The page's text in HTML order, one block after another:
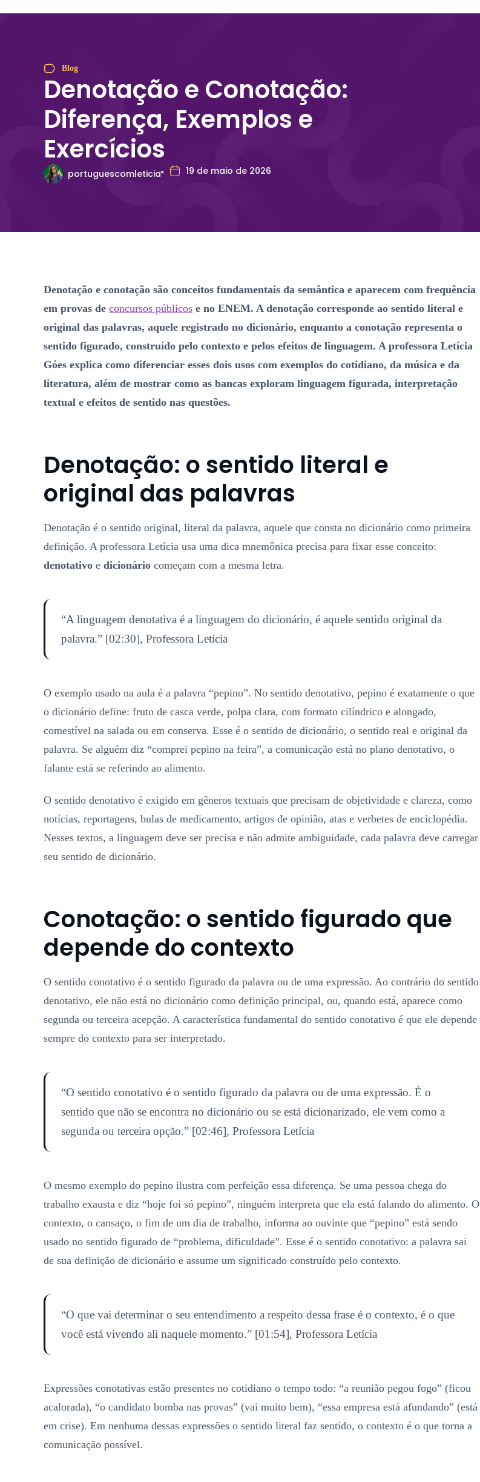
Blog
Denotação e Conotação:
Diferença, Exemplos e
Exercícios
portuguescomleticia 19 de maio de 2026
Denotação e conotação são conceitos fundamentais da semântica e aparecem com frequência
em provas de concursos públicos e no ENEM. A denotação corresponde ao sentido literal e
original das palavras, aquele registrado no dicionário, enquanto a conotação representa o
sentido figurado, construído pelo contexto e pelos efeitos de linguagem. A professora Letícia
Góes explica como diferenciar esses dois usos com exemplos do cotidiano, da música e da
literatura, além de mostrar como as bancas exploram linguagem figurada, interpretação
textual e efeitos de sentido nas questões.
Denotação: o sentido literal e
original das palavras
Denotação é o sentido original, literal da palavra, aquele que consta no dicionário como primeira
definição. A professora Letícia usa uma dica mnemônica precisa para fixar esse conceito:
denotativo e dicionário começam com a mesma letra.
“A linguagem denotativa é a linguagem do dicionário, é aquele sentido original da
palavra.” [02:30], Professora Letícia
O exemplo usado na aula é a palavra “pepino”. No sentido denotativo, pepino é exatamente o que
o dicionário define: fruto de casca verde, polpa clara, com formato cilíndrico e alongado,
comestível na salada ou em conserva. Esse é o sentido de dicionário, o sentido real e original da
palavra. Se alguém diz “comprei pepino na feira”, a comunicação está no plano denotativo, o
falante está se referindo ao alimento.
O sentido denotativo é exigido em gêneros textuais que precisam de objetividade e clareza, como
notícias, reportagens, bulas de medicamento, artigos de opinião, atas e verbetes de enciclopédia.
Nesses textos, a linguagem deve ser precisa e não admite ambiguidade, cada palavra deve carregar
seu sentido de dicionário.
Conotação: o sentido figurado que
depende do contexto
O sentido conotativo é o sentido figurado da palavra ou de uma expressão. Ao contrário do sentido
denotativo, ele não está no dicionário como definição principal, ou, quando está, aparece como
segunda ou terceira acepção. A característica fundamental do sentido conotativo é que ele depende
sempre do contexto para ser interpretado.
“O sentido conotativo é o sentido figurado da palavra ou de uma expressão. É o
sentido que não se encontra no dicionário ou se está dicionarizado, ele vem como a
segunda ou terceira opção.” [02:46], Professora Letícia
O mesmo exemplo do pepino ilustra com perfeição essa diferença. Se uma pessoa chega do
trabalho exausta e diz “hoje foi só pepino”, ninguém interpreta que ela está falando do alimento. O
contexto, o cansaço, o fim de um dia de trabalho, informa ao ouvinte que “pepino” está sendo
usado no sentido figurado de “problema, dificuldade”. Esse é o sentido conotativo: a palavra sai
de sua definição de dicionário e assume um significado construído pelo contexto.
“O que vai determinar o seu entendimento a respeito dessa frase é o contexto, é o que
você está vivendo ali naquele momento.” [01:54], Professora Letícia
Expressões conotativas estão presentes no cotidiano o tempo todo: “a reunião pegou fogo” (ficou
acalorada), “o candidato bomba nas provas” (vai muito bem), “essa empresa está afundando” (está
em crise). Em nenhuma dessas expressões o sentido literal faz sentido, o contexto é o que torna a
comunicação possível.